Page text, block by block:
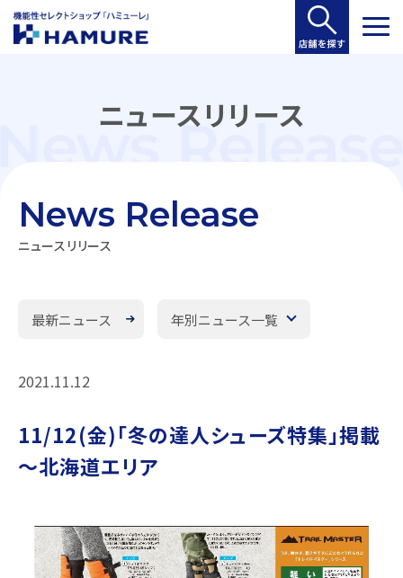
ニュースリリース
ニュースリリース
News Release
最新ニュース 年別ニュース一覧
2021.11.12
11/12(金)｢冬の達人シューズ特集」掲載
～北海道エリア